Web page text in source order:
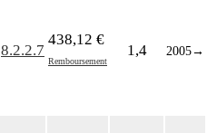
8.2.2.7
438,12 €
Remboursement
1,4 2005→